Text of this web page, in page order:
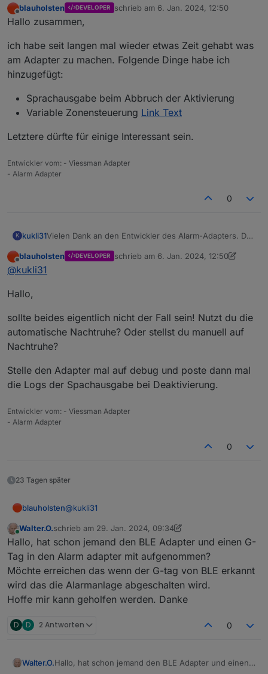
Offline
blauholsten DEVELOPER schrieb am 6. Jan. 2024, 12:50
zuletzt editiert von
Hallo zusammen,
ich habe seit langen mal wieder etwas Zeit gehabt was
am Adapter zu machen. Folgende Dinge habe ich
hinzugefügt:
Sprachausgabe beim Abbruch der Aktivierung
Variable Zonensteuerung Link Text
Letztere dürfte für einige Interessant sein.
Entwickler vom: - Viessman Adapter
- Alarm Adapter
0
K kukli31Vielen Dank an den Entwickler des Alarm-Adapters. Der
während der Nachtruhe immer Meldungen für Alexa,
gesetzt ist.
Kennt jemand dieses Problem oder hat eine Lösung?
Offline
blauholsten DEVELOPER schrieb am 6. Jan. 2024, 12:50
zuletzt editiert von blauholsten1. Juni
@kukli31
Hallo,
sollte beides eigentlich nicht der Fall sein! Nutzt du die
automatische Nachtruhe? Oder stellst du manuell auf
Nachtruhe?
Stelle den Adapter mal auf debug und poste dann mal
die Logs der Spachausgabe bei Deaktivierung.
Entwickler vom: - Viessman Adapter
- Alarm Adapter
0
23 Tagen später
blauholsten@kukli31
Hallo,
sollte beides eigentlich nicht der Fall sein! Nutzt du
die automatische Nachtruhe? Oder stellst du
manuell auf Nachtruhe?
Stelle den Adapter mal auf debug und poste dann
mal die Logs der Spachausgabe bei Deaktivierung.
Online
Walter.O.schrieb am 29. Jan. 2024, 09:34
zuletzt editiert von Walter.O.
Hallo, hat schon jemand den BLE Adapter und einen G-
Tag in den Alarm adapter mit aufgenommen?
Möchte erreichen das wenn der G-tag von BLE erkannt
wird das die Alarmanlage abgeschalten wird.
Hoffe mir kann geholfen werden. Danke
D D 2 Antworten 0
Walter.O.Hallo, hat schon jemand den BLE Adapter und einen